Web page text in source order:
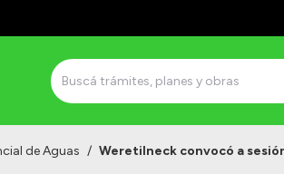
de Aguas / Weretilneck convocó a